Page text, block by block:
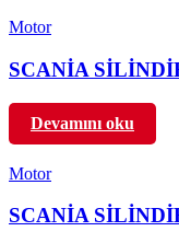
Motor
SCANİA
Devamını oku
Motor
SCANİA